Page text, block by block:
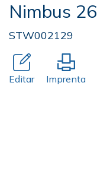
Nimbus 26
STW002129
Editar Imprenta